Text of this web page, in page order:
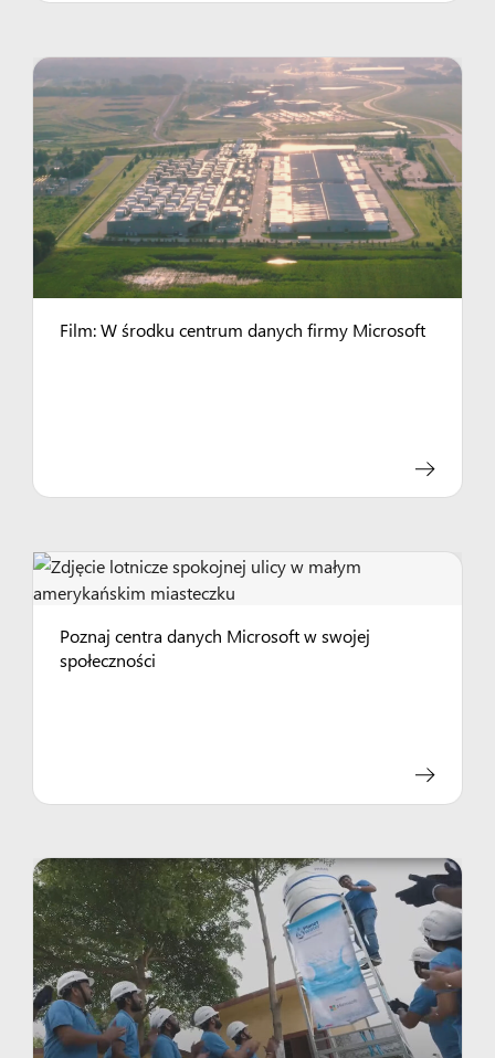
Film: W środku centrum danych firmy Microsoft
Poznaj centra danych Microsoft w swojej
społeczności